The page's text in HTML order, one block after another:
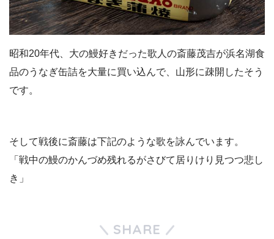
昭和20年代、大の鰻好きだった歌人の斎藤茂吉が浜名湖食
品のうなぎ缶詰を大量に買い込んで、山形に疎開したそう
です。
そして戦後に斎藤は下記のような歌を詠んでいます。
「戦中の鰻のかんづめ残れるがさびて居りけり見つつ悲し
き」
SHARE